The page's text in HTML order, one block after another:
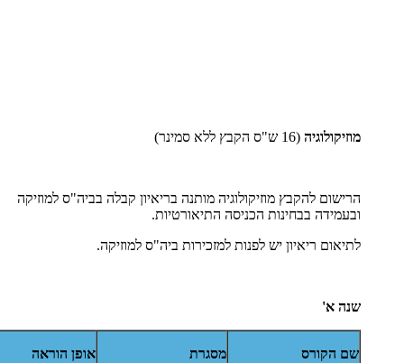
מוזיקולוגיה (16 ש"ס הקבץ ללא סמינר)
הרישום להקבץ מוזיקולוגיה מותנה בריאיון קבלה בביה"ס למוזיקה
ובעמידה בבחינות הכניסה התיאורטיות.
לתיאום ריאיון יש לפנות למזכירות ביה"ס למוזיקה.
שנה א'
שם הקורס מסגרת אופן הוראה